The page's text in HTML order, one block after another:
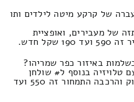
של קרקע מיטה לילדים ותו
של מעבירים, ואופציית
חדש.
באיזור כפר שמריהו?
טלויזיה בנוסף ל# שולחן
מתכת הול מרכזי במיזוג של פירוק והרכבה התמחור זה 550 ועד